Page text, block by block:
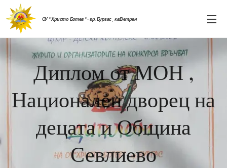
ОУ " Христо Ботев " - гр. Бургас , кв.Ветрен
Диплом от МОН ,
Национален дворец на
децата и Община
Севлиево